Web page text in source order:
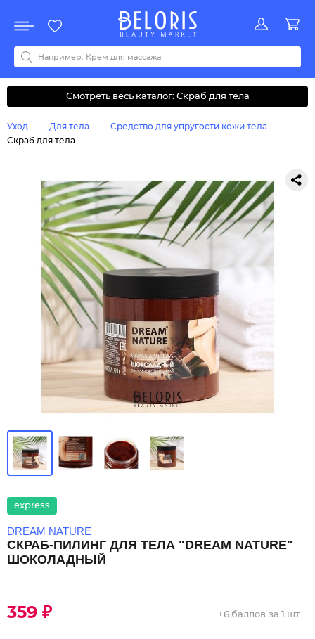
Акции
Все бренды
0-9ABCDEFGHIJKLMNOPQRSTUVWYZАБВДЗИМОКЛНПРСТУФ
Смотреть весь каталог: Скраб для тела
Уход Для тела
Средство для упругости кожи тела
Скраб для тела
express
DREAM NATURE
СКРАБ-ПИЛИНГ ДЛЯ ТЕЛА "DREAM NATURE"
ШОКОЛАДНЫЙ
359 ₽ +6 баллов за 1 шт.